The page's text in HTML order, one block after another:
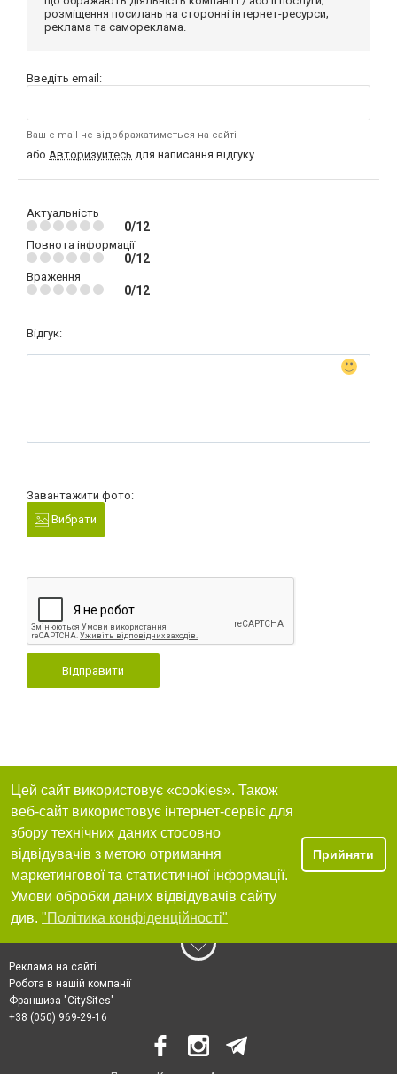
розміщення посилань на сторонні інтернет-ресурси;
реклама та самореклама.
Введіть email:
Ваш e-mail не відображатиметься на сайті
або Авторизуйтесь для написання відгуку
Актуальність
0/12
Повнота інформації
0/12
Враження
0/12
Відгук:
Завантажити фото:
Вибрати
Відправити
Цей сайт використовує «cookies». Також
веб-сайт використовує інтернет-сервіс для
збору технічних даних стосовно
відвідувачів з метою отримання
маркетингової та статистичної інформації.
Умови обробки даних відвідувачів сайту
див. "Політика конфіденційності"
Прийняти
Реклама на сайті
Робота в нашій компанії
Франшиза "CitySites"
+38 (050) 969-29-16